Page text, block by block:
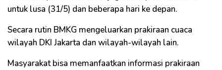
untuk lusa (31/5) dan beberapa hari ke depan.
Secara rutin BMKG mengeluarkan prakiraan cuaca
wilayah DKI Jakarta dan wilayah-wilayah lain.
Masyarakat bisa memanfaatkan informasi prakiraan